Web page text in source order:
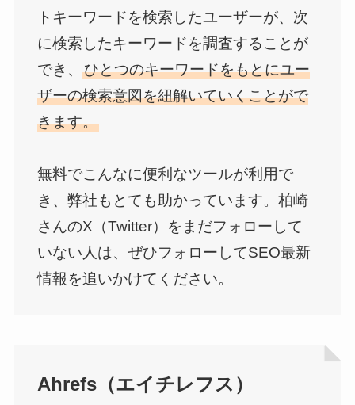
トキーワードを検索したユーザーが、次
に検索したキーワードを調査することが
でき、ひとつのキーワードをもとにユー
ザーの検索意図を紐解いていくことがで
きます。
無料でこんなに便利なツールが利用で
き、弊社もとても助かっています。柏崎
さんのX（Twitter）をまだフォローして
いない人は、ぜひフォローしてSEO最新
情報を追いかけてください。
Ahrefs（エイチレフス）